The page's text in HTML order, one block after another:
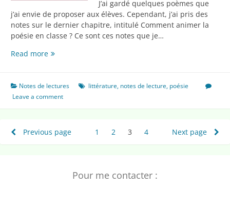
J’ai gardé quelques poèmes que
j’ai envie de proposer aux élèves. Cependant, j’ai pris des
notes sur le dernier chapitre, intitulé Comment animer la
poésie en classe ? Ce sont ces notes que je…
Read moreAborder
autrement
à
l’école
Notes de lectures littérature, notes de lecture, poésie
Leave a comment
Pagination
des
publications
Previous page Page
1 Page
2 Page
3 4 Next page
Pour me contacter :